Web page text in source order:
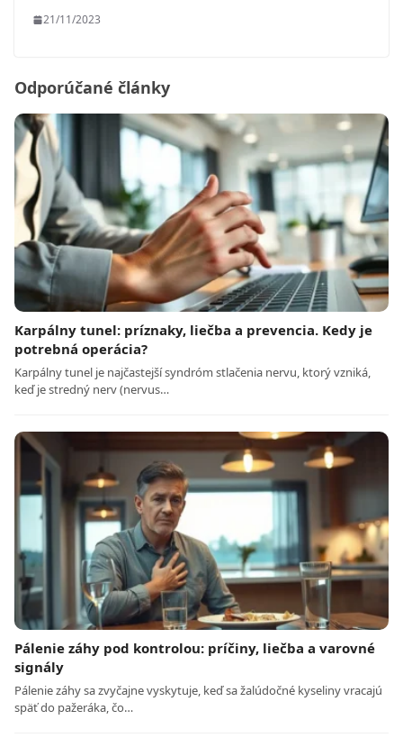
21/11/2023
Odporúčané články
Karpálny tunel: príznaky, liečba a prevencia. Kedy je
potrebná operácia?
Karpálny tunel je najčastejší syndróm stlačenia nervu, ktorý vzniká,
keď je stredný nerv (nervus…
Pálenie záhy pod kontrolou: príčiny, liečba a varovné
signály
Pálenie záhy sa zvyčajne vyskytuje, keď sa žalúdočné kyseliny vracajú
späť do pažeráka, čo…